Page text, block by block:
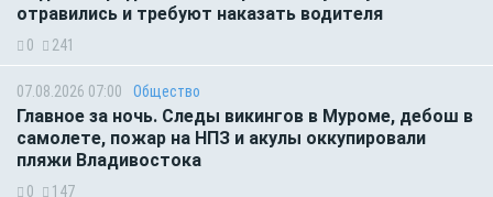
отравились и требуют наказать водителя
0 241
07.08.2026 07:00 Общество
Главное за ночь. Следы викингов в Муроме, дебош в
самолете, пожар на НПЗ и акулы оккупировали
пляжи Владивостока
0 147